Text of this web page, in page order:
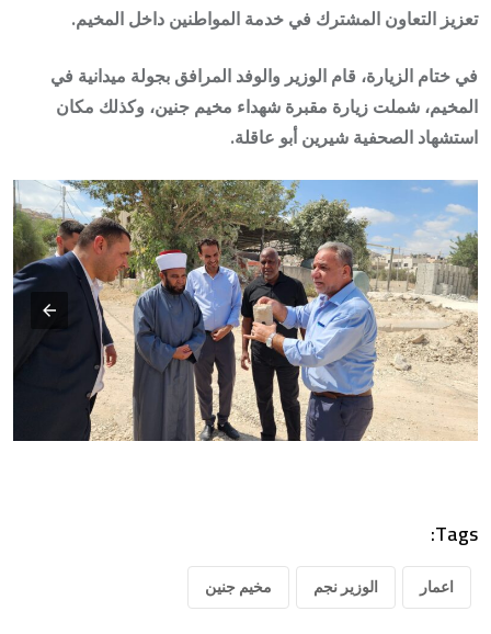
تعزيز التعاون المشترك في خدمة المواطنين داخل المخيم.
في ختام الزيارة، قام الوزير والوفد المرافق بجولة ميدانية في
المخيم، شملت زيارة مقبرة شهداء مخيم جنين، وكذلك مكان
استشهاد الصحفية شيرين أبو عاقلة.
Tags:
اعمار الوزير نجم مخيم جنين